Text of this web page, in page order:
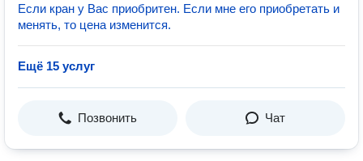
Если кран у Вас приобритен. Если мне его приобретать и
менять, то цена изменится.
Ещё 15 услуг
Позвонить Чат